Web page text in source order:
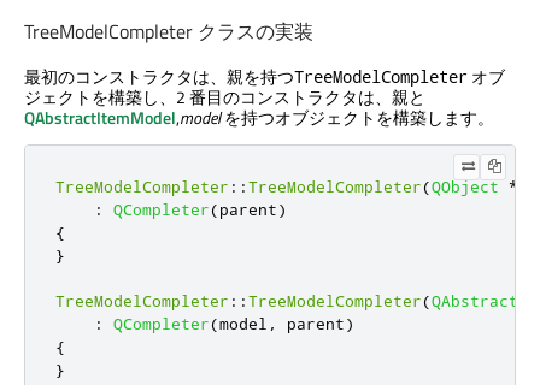
TreeModelCompleter クラスの実装
最初のコンストラクタは、親を持つTreeModelCompleter オブ
ジェクトを構築し、2 番目のコンストラクタは、親と
QAbstractItemModel,modelを持つオブジェクトを構築します。
TreeModelCompleter ::TreeModelCompleter(QObject *
:
QCompleter(parent)
{
}
TreeModelCompleter ::TreeModelCompleter(
:
QCompleter(model , parent)
{
}